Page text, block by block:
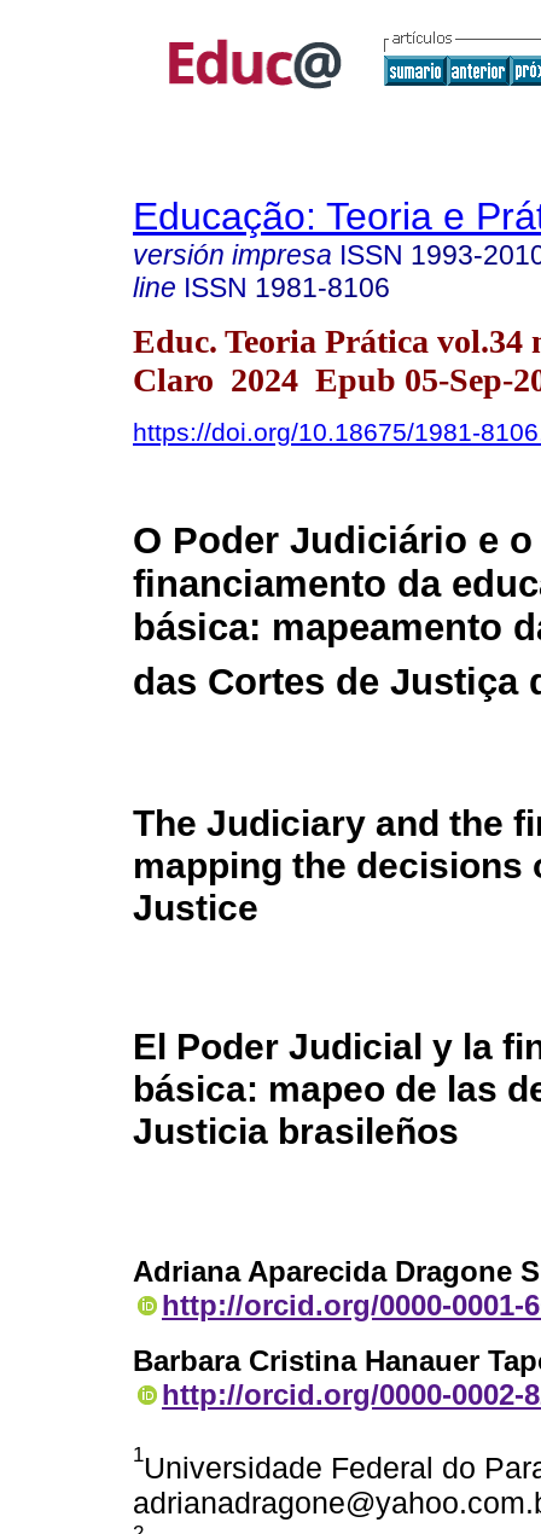
Educação: Teoria e
versión impresa ISSN 1993-
line ISSN 1981-8106
Educ. Teoria Prática vol.34
Claro 2024 Epub 05-Sep-
https://doi.org/10.18675/1981-
O Poder Judiciário e o
financiamento da
básica: mapeamento
das Cortes de Justiça
The Judiciary and the
mapping the decisions
Justice
El Poder Judicial y la
básica: mapeo de las
Justicia brasileños
Adriana Aparecida Dragone
http://orcid.org/0000-0001-
Barbara Cristina Hanauer
http://orcid.org/0000-0002-
1Universidade Federal do